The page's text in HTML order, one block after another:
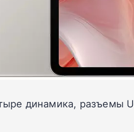
динамика, разъемы